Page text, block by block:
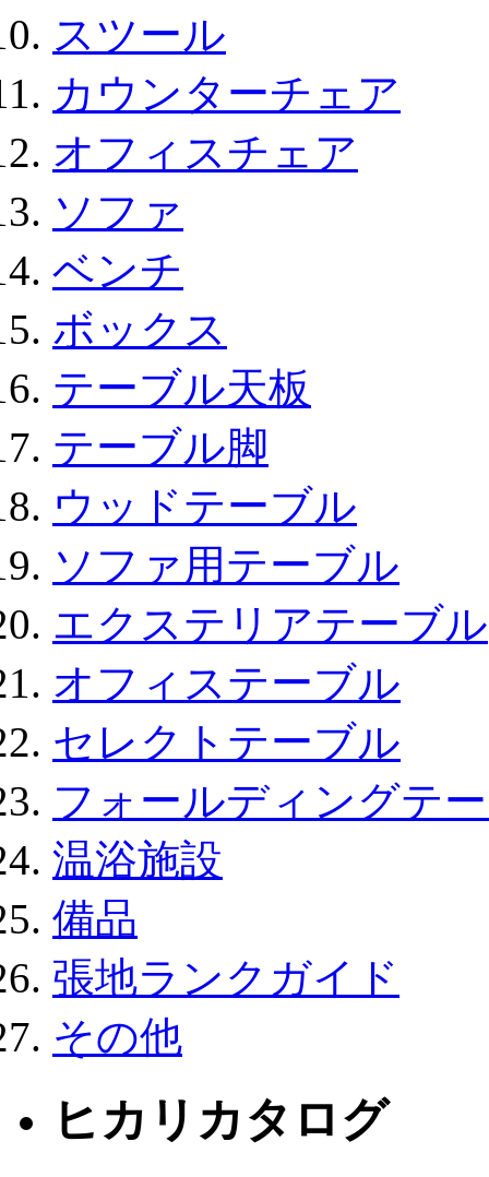
スツール
カウンターチェア
オフィスチェア
ソファ
ベンチ
ボックス
テーブル天板
テーブル脚
ウッドテーブル
ソファ用テーブル
エクステリアテーブル
オフィステーブル
セレクトテーブル
フォールディングテ
温浴施設
備品
張地ランクガイド
その他
ヒカリカタログ